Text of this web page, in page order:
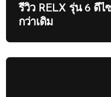
รีวิว RELX รุ่น 6 ดี
กว่าเดิม